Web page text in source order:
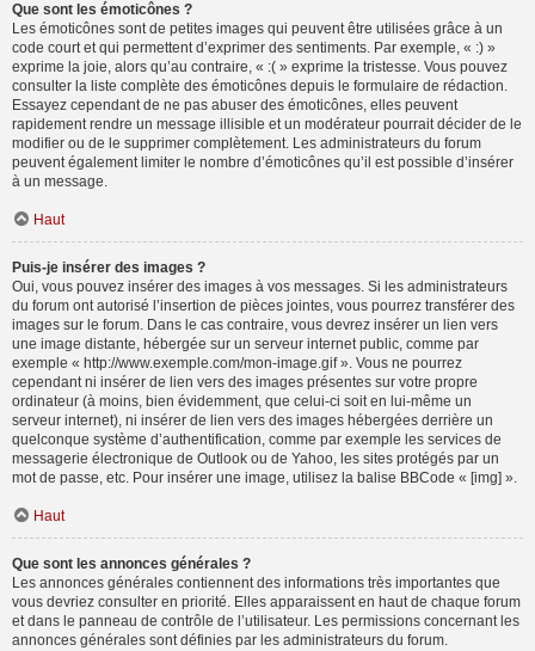
Que sont les émoticônes ?
Les émoticônes sont de petites images qui peuvent être utilisées grâce à un
code court et qui permettent d’exprimer des sentiments. Par exemple, « :) »
exprime la joie, alors qu’au contraire, « :( » exprime la tristesse. Vous pouvez
consulter la liste complète des émoticônes depuis le formulaire de rédaction.
Essayez cependant de ne pas abuser des émoticônes, elles peuvent
rapidement rendre un message illisible et un modérateur pourrait décider de le
modifier ou de le supprimer complètement. Les administrateurs du forum
peuvent également limiter le nombre d’émoticônes qu’il est possible d’insérer
à un message.
Haut
Puis-je insérer des images ?
Oui, vous pouvez insérer des images à vos messages. Si les administrateurs
du forum ont autorisé l’insertion de pièces jointes, vous pourrez transférer des
images sur le forum. Dans le cas contraire, vous devrez insérer un lien vers
une image distante, hébergée sur un serveur internet public, comme par
exemple « http://www.exemple.com/mon-image.gif ». Vous ne pourrez
cependant ni insérer de lien vers des images présentes sur votre propre
ordinateur (à moins, bien évidemment, que celui-ci soit en lui-même un
serveur internet), ni insérer de lien vers des images hébergées derrière un
quelconque système d’authentification, comme par exemple les services de
messagerie électronique de Outlook ou de Yahoo, les sites protégés par un
mot de passe, etc. Pour insérer une image, utilisez la balise BBCode « [img] ».
Haut
Que sont les annonces générales ?
Les annonces générales contiennent des informations très importantes que
vous devriez consulter en priorité. Elles apparaissent en haut de chaque forum
et dans le panneau de contrôle de l’utilisateur. Les permissions concernant les
annonces générales sont définies par les administrateurs du forum.